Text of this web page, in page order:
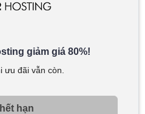
giảm giá 80%!
ưu đãi vẫn còn.
hạn